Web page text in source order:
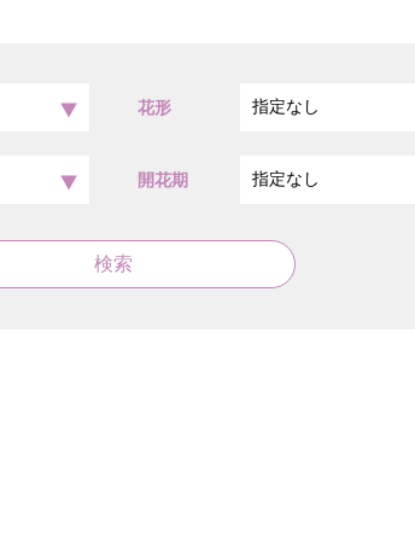
花形
開花期
検索